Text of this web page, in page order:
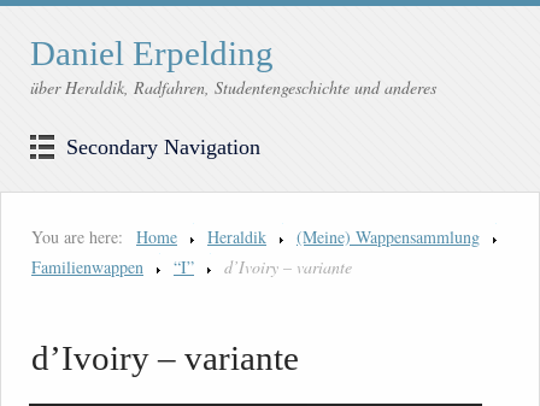
Daniel Erpelding
über Heraldik, Radfahren, Studentengeschichte und anderes
Secondary Navigation
You are here: Home Heraldik
(Meine) Wappensammlung
Familienwappen
“I” d’Ivoiry – variante
d’Ivoiry – variante